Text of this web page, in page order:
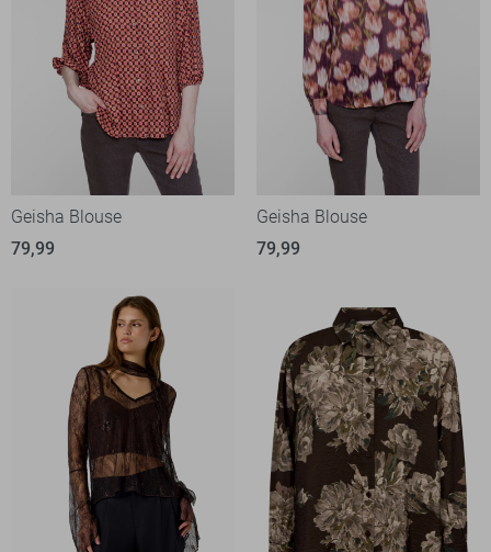
Geisha Blouse
79,99
Geisha Blouse
79,99